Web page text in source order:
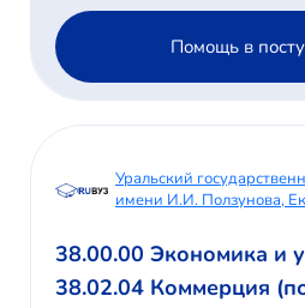
Помощь в
Уральский
имени И.И. Ползунова,
38.00.00 Экономика и
38.02.04 Коммерция